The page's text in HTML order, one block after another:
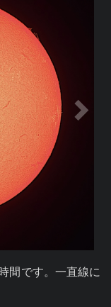
間です。一直線に